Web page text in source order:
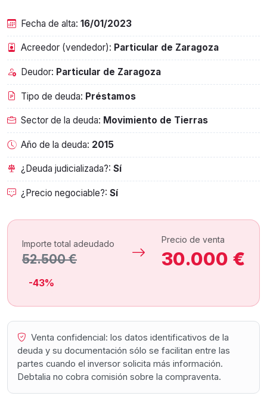
Fecha de alta: 16/01/2023
Acreedor (vendedor): Particular de Zaragoza
Deudor: Particular de Zaragoza
Tipo de deuda: Préstamos
Sector de la deuda: Movimiento de Tierras
Año de la deuda: 2015
¿Deuda judicializada?:Sí
¿Precio negociable?: Sí
Importe total adeudado
52.500 €
Precio de venta
30.000 €
-43%
Venta confidencial: los datos identificativos de la
deuda y su documentación sólo se facilitan entre las
partes cuando el inversor solicita más información.
Debtalia no cobra comisión sobre la compraventa.